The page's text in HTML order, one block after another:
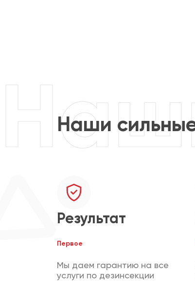
Наши
Результат
Первое
Мы даем гарантию на все
услуги по дезинсекции